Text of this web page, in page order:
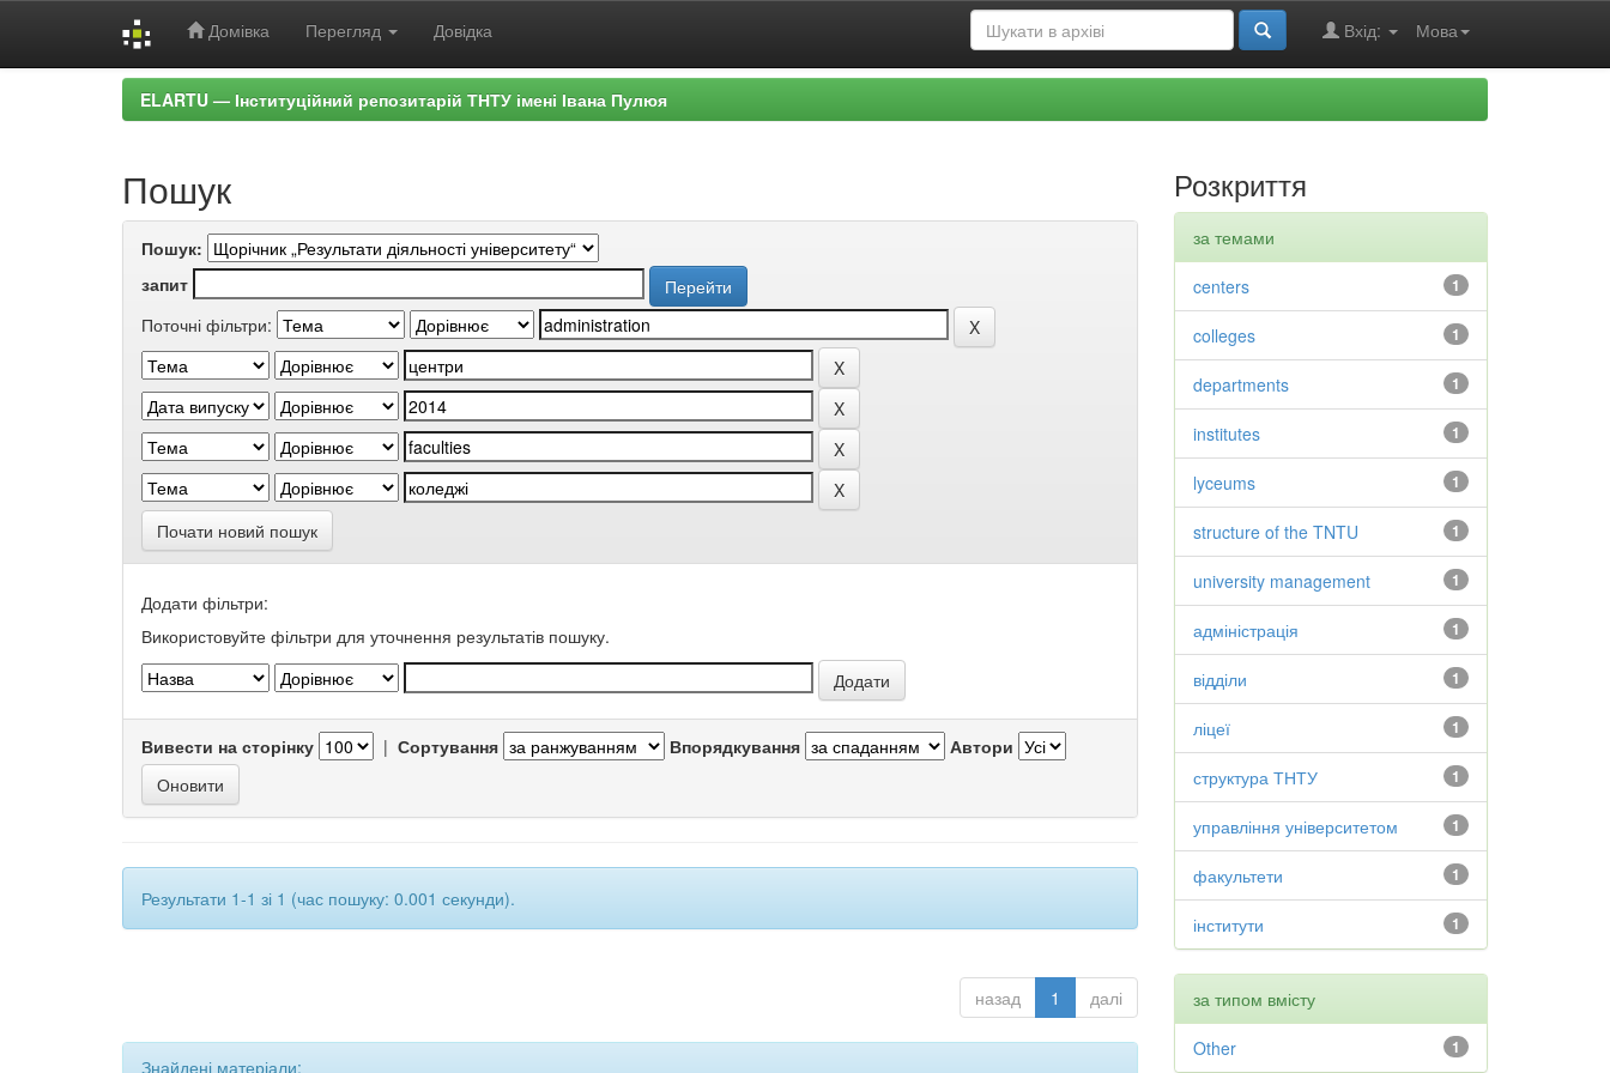
Домівка Перегляд Довідка Мова
Вхід:
ELARTU — Інституційний репозитарій ТНТУ імені Івана Пулюя
Пошук
Пошук:
запит
Поточні фільтри:
Почати новий пошук
Додати фільтри:
Використовуйте фільтри для уточнення результатів пошуку.
Вивести на сторінку | Сортування Впорядкування Автори
Результати 1-1 зі 1 (час пошуку: 0.001 секунди).
назад 1 далі
Знайдені матеріали:
Розкриття
за темами
1
centers
1
colleges
1
departments
1
institutes
1
lyceums
1
structure of the TNTU
1
university management
1
адміністрація
1
відділи
1
ліцеї
1
структура ТНТУ
1
управління університетом
1
факультети
1
інститути
за типом вмісту
1
Other